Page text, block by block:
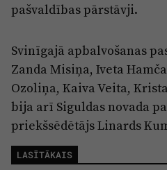
pašvaldības pārstāvji.
Svinīgajā apbalvošanas
Zanda Misiņa, Iveta
Ozoliņa, Kaiva Veita,
bija arī Siguldas novada
priekšsēdētājs Linards
LASĪTĀKAIS